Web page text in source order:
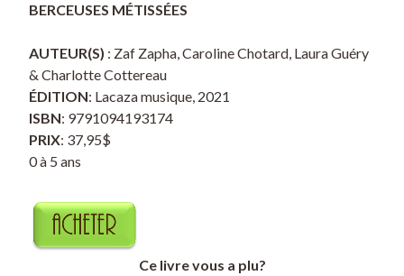
BERCEUSES MÉTISSÉES
AUTEUR(S) : Zaf Zapha, Caroline Chotard, Laura Guéry
& Charlotte Cottereau
ÉDITION: Lacaza musique, 2021
ISBN: 9791094193174
PRIX: 37,95$
0 à 5 ans
Ce livre vous a plu?